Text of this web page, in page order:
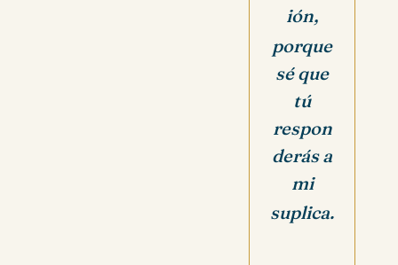
ión,
porque
sé que
tú
respon
derás a
mi
suplica.